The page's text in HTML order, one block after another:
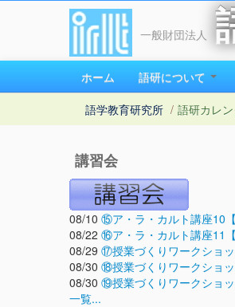
一般財団法人
ホーム 語研について
語学教育研究所 / 語研カレ
講習会
08/10 ⑮ア・ラ・カルト講座10
08/22 ⑯ア・ラ・カルト講座11
08/29 ⑰授業づくりワークショ
08/30 ⑱授業づくりワークショ
08/30 ⑲授業づくりワークショ
一覧...